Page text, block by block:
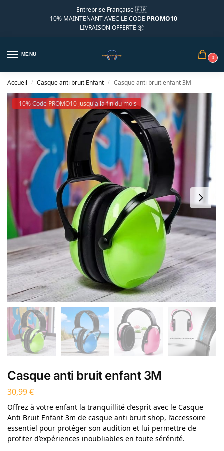
Entreprise Française 🇫🇷
–10% MAINTENANT AVEC LE CODE PROMO10
LIVRAISON OFFERTE 📦
MENU
0
Accueil / Casque anti bruit Enfant / Casque anti bruit enfant 3M
-10% Code PROMO10 jusqu'a la fin du mois
Casque anti bruit enfant 3M
30,99€
Offrez à votre enfant la tranquillité d’esprit avec le Casque
Anti Bruit Enfant 3m de casque anti bruit shop, l’accessoire
essentiel pour protéger son audition et lui permettre de
profiter d’expériences inoubliables en toute sérénité.